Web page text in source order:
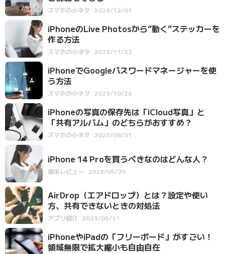
スマホの小ネタ 2023/12/01
iPhoneのLive Photosから”動く”ステッカーを
作る方法
スマホの小ネタ 2023/11/22
iPhoneでGoogleパスワードマネージャーを使
う方法
スマホの小ネタ 2023/10/26
iPhoneの写真の保存先は「iCloud写真」と
「共有アルバム」のどちらがおすすめ？
スマホの小ネタ 2023/08/31
iPhone 14 Proを買うべきなのはどんな人？
端末レビュー 2023/05/25
AirDrop（エアドロップ）とは？設定や使い
方、共有できないときの対処法
アプリ紹介 2023/05/11
iPhoneやiPadの「フリーボード」がすごい！
領域無限で拡大縮小も自由自在